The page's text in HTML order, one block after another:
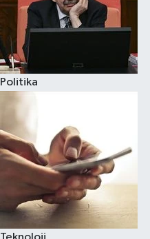
Politika